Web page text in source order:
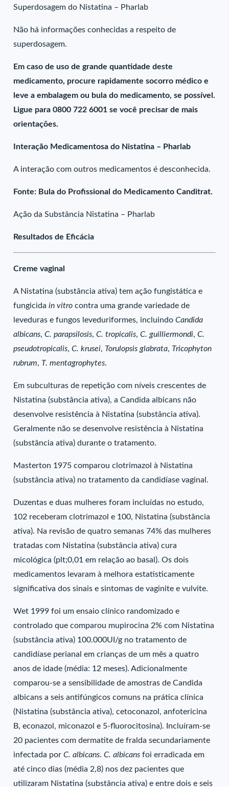
Superdosagem do Nistatina – Pharlab
Não há informações conhecidas a respeito de
superdosagem.
Em caso de uso de grande quantidade deste
medicamento, procure rapidamente socorro médico e
leve a embalagem ou bula do medicamento, se possível.
Ligue para 0800 722 6001 se você precisar de mais
orientações.
Interação Medicamentosa do Nistatina – Pharlab
A interação com outros medicamentos é desconhecida.
Fonte: Bula do Profissional do Medicamento Canditrat.
Ação da Substância Nistatina – Pharlab
Resultados de Eficácia
Creme vaginal
A Nistatina (substância ativa) tem ação fungistática e
fungicida in vitro contra uma grande variedade de
leveduras e fungos leveduriformes, incluindoCandida
albicans,C. parapsilosis,C. tropicalis,C. guilliermondi,C.
pseudotropicalis,C. krusei, Torulopsis glabrata, Tricophyton
rubrum, T. mentagrophytes.
Em subculturas de repetição com níveis crescentes de
Nistatina (substância ativa), a Candida albicans não
desenvolve resistência à Nistatina (substância ativa).
Geralmente não se desenvolve resistência à Nistatina
(substância ativa) durante o tratamento.
Masterton 1975 comparou clotrimazol à Nistatina
(substância ativa) no tratamento da candidíase vaginal.
Duzentas e duas mulheres foram incluídas no estudo,
102 receberam clotrimazol e 100, Nistatina (substância
ativa). Na revisão de quatro semanas 74% das mulheres
tratadas com Nistatina (substância ativa) cura
micológica (plt;0,01 em relação ao basal). Os dois
medicamentos levaram à melhora estatisticamente
significativa dos sinais e sintomas de vaginite e vulvite.
Wet 1999 foi um ensaio clínico randomizado e
controlado que comparou mupirocina 2% com Nistatina
(substância ativa) 100.000UI/g no tratamento de
candidíase perianal em crianças de um mês a quatro
anos de idade (média: 12 meses). Adicionalmente
comparou-se a sensibilidade de amostras de Candida
albicans a seis antifúngicos comuns na prática clínica
(Nistatina (substância ativa), cetoconazol, anfotericina
B, econazol, miconazol e 5-fluorocitosina). Incluíram-se
20 pacientes com dermatite de fralda secundariamente
infectada por C. albicans.C. albicans foi erradicada em
até cinco dias (média 2,8) nos dez pacientes que
utilizaram Nistatina (substância ativa) e entre dois e seis